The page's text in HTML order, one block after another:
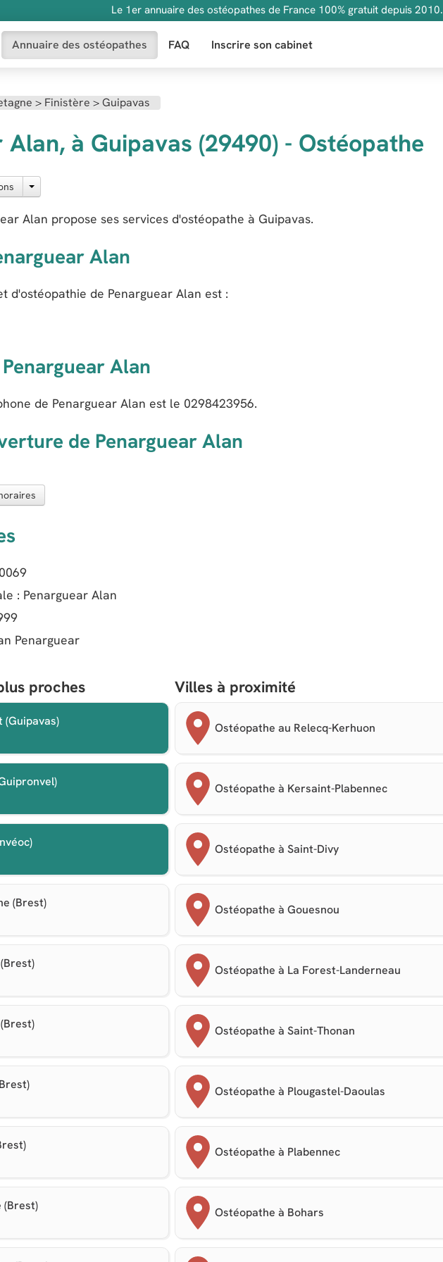
Le 1er annuaire des ostéopathes de France 100% gratuit depuis 2010.
Annuaire des ostéopathes FAQ Inscrire son cabinet
> Finistère >Guipavas
Alan, à Guipavas (29490) - Ostéopathe
Alan propose ses services d'ostéopathe à Guipavas.
Alan
d'ostéopathie de Penarguear Alan est :
Alan
de Penarguear Alan est le 0298423956.
de Penarguear Alan
: Penarguear Alan
Penarguear
proches
(Brest)
(Brest)
Villes à proximité
Ostéopathe au Relecq-Kerhuon
Ostéopathe à Kersaint-Plabennec
Ostéopathe à Saint-Divy
Ostéopathe à Gouesnou
Ostéopathe à La Forest-Landerneau
Ostéopathe à Saint-Thonan
Ostéopathe à Plougastel-Daoulas
Ostéopathe à Plabennec
Ostéopathe à Bohars